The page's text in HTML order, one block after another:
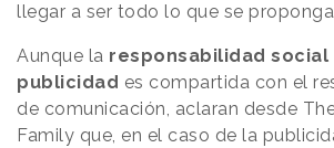
llegar a ser todo lo que se
Aunque la responsabilidad social
publicidad es compartida con el
de comunicación, aclaran desde
Family que, en el caso de la